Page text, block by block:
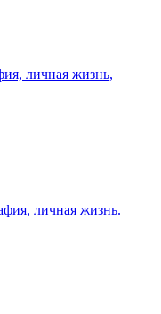
личная жизнь,
личная жизнь.